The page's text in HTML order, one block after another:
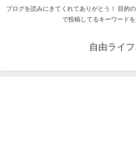
ブログを読みにきてくれてありがとう！ 目的
で投稿してるキーワード
自由ライフ